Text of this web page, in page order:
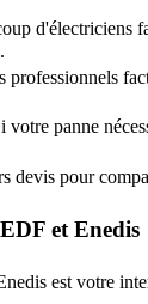
d'électriciens
professionnels
votre panne
devis pour
et Enedis
est votre